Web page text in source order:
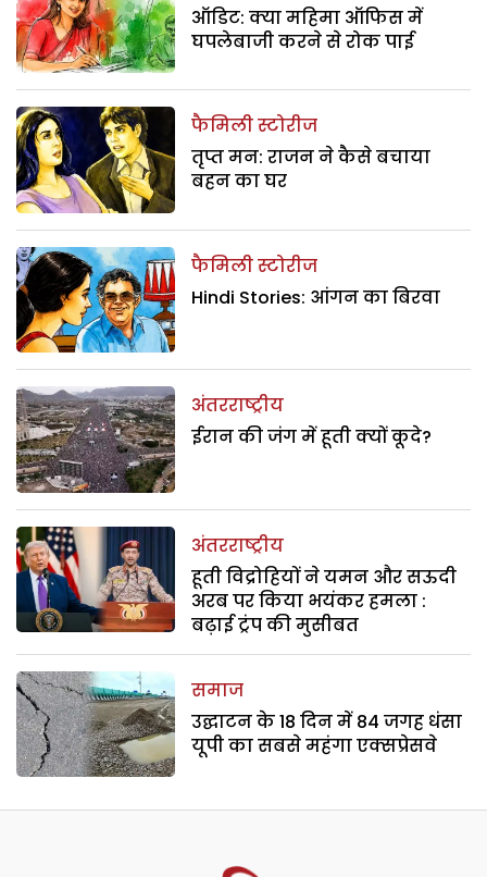
ऑडिट: क्या महिमा ऑफिस में
घपलेबाजी करने से रोक पाई
फैमिली स्टोरीज
तृप्त मन: राजन ने कैसे बचाया
बहन का घर
फैमिली स्टोरीज
Hindi Stories: आंगन का बिरवा
अंतरराष्ट्रीय
ईरान की जंग में हूती क्यों कूदे?
अंतरराष्ट्रीय
हूती विद्रोहियों ने यमन और सऊदी
अरब पर किया भयंकर हमला :
बढ़ाई ट्रंप की मुसीबत
समाज
उद्घाटन के 18 दिन में 84 जगह धंसा
यूपी का सबसे महंगा एक्सप्रेसवे